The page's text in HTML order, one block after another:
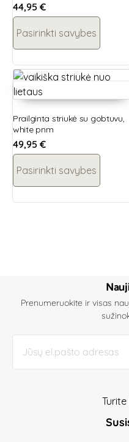
44,95 €
Pasirinkti savybes
Prailginta striukė su gobtuvu,
white pnm
49,95 €
Pasirinkti savybes
Prenumeruokite ir visas
Turite